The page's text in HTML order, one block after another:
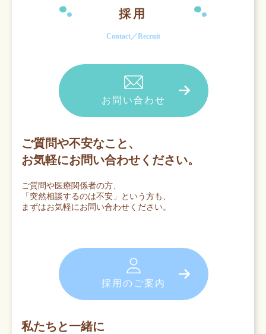
採用
Contact／Recruit
お問い合わせ
ご質問や不安なこと、
お気軽にお問い合わせください。
ご質問や医療関係者の方、
「突然相談するのは不安」という方も、
まずはお気軽にお問い合わせください。
採用のご案内
私たちと一緒に